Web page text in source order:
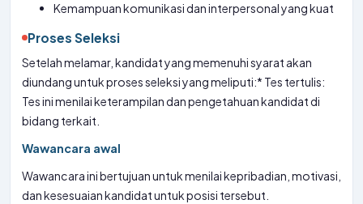
Kemampuan komunikasi dan interpersonal yang kuat
Proses Seleksi
Setelah melamar, kandidat yang memenuhi syarat akan
diundang untuk proses seleksi yang meliputi:* Tes tertulis:
Tes ini menilai keterampilan dan pengetahuan kandidat di
bidang terkait.
Wawancara awal
Wawancara ini bertujuan untuk menilai kepribadian, motivasi,
dan kesesuaian kandidat untuk posisi tersebut.